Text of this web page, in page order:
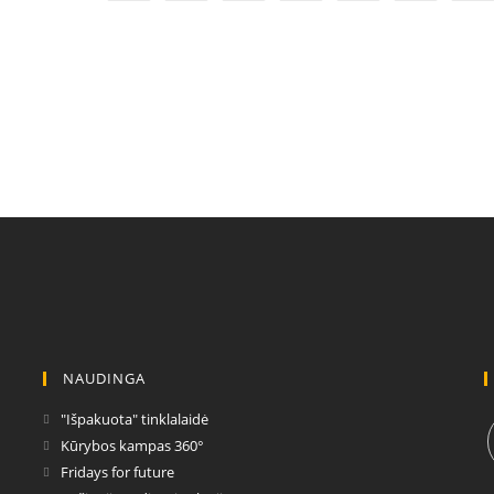
NAUDINGA
"Išpakuota" tinklalaidėOpens
Kūrybos kampas 360°Opens
Fridays for futureOpens